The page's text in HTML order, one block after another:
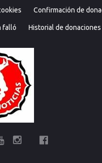
Confirmación de
falló Historial de donaciones
YouTubeInstagramEntrevistas
Facebook